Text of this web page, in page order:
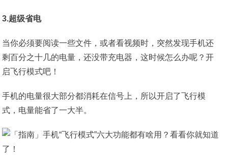
3.超级省电
当你必须要阅读一些文件，或者看视频时，突然发现手机还
剩百分之十几的电量，还没带充电器，这时候怎么办呢？开
启飞行模式吧！
手机的电量很大部分都消耗在信号上，所以开启了飞行模
式，电量能省了一大半。